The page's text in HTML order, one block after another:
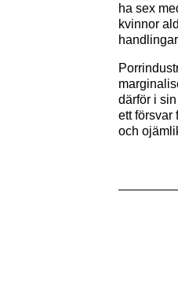
ha sex
kvinnor
därför i
ett försvar
och